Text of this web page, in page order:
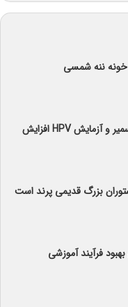
ننه شمسی
چرا میزان تست پاپ اسمیر و آزمایش HPV افزایش
بزرگ قدیمی پرند است
فرآیند آموزشی